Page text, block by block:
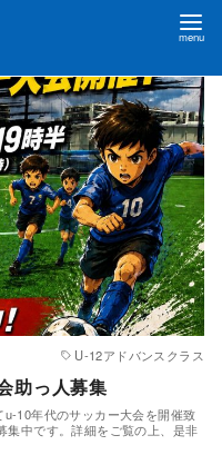
U-12アドバンスクラス
助っ人募集
10年代のサッカー大会を開催致
集中です。詳細をご覧の上、是非